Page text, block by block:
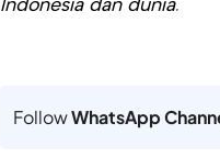
Indonesia dan dunia.
FollowWhatsApp